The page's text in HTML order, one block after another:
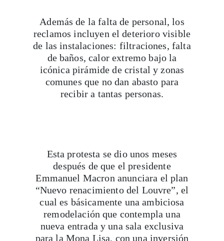
Además de la falta de personal, los
reclamos incluyen el deterioro visible
de las instalaciones: filtraciones, falta
de baños, calor extremo bajo la
icónica pirámide de cristal y zonas
comunes que no dan abasto para
recibir a tantas personas.
Esta protesta se dio unos meses
después de que el presidente
Emmanuel Macron anunciara el plan
“Nuevo renacimiento del Louvre”, el
cual es básicamente una ambiciosa
remodelación que contempla una
nueva entrada y una sala exclusiva
para la Mona Lisa, con una inversión